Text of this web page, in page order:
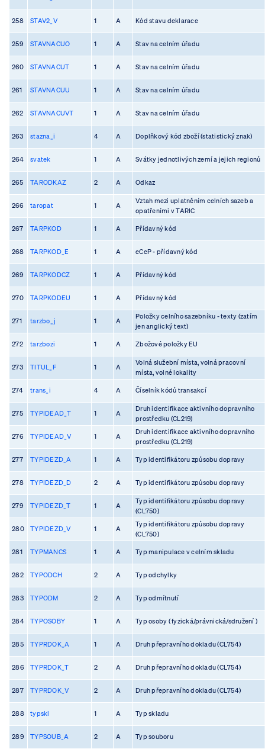
258 STAV2_V 1 A Kód stavu deklarace
259 STAVNACUO 1 A Stav na celním úřadu
260 STAVNACUT 1 A Stav na celním úřadu
261 STAVNACUU 1 A Stav na celním úřadu
262 STAVNACUVT 1 A Stav na celním úřadu
263 stazna_i 4 A Doplňkový kód zboží (statistický znak)
264 svatek 1 A Svátky jednotlivých zemí a jejich regionů
265 TARODKAZ 2 A Odkaz
266 taropat 1 A
Vztah mezi uplatněním celních sazeb a
opatřeními v TARIC
267 TARPKOD 1 A Přídavný kód
268 TARPKOD_E 1 A eCeP - přídavný kód
269 TARPKODCZ 1 A Přídavný kód
270 TARPKODEU 1 A Přídavný kód
271 tarzbo_j 1 A
Položky celního sazebníku - texty (zatím
jen anglický text)
272 tarzbozi 1 A Zbožové položky EU
273 TITUL_F 1 A
Volná služební místa, volná pracovní
místa, volné lokality
274 trans_i 4 A Číselník kódů transakcí
275 TYPIDEAD_T 1 A
Druh identifikace aktivního dopravního
prostředku (CL219)
276 TYPIDEAD_V 1 A
Druh identifikace aktivního dopravního
prostředku (CL219)
277 TYPIDEZD_A 1 A Typ identifikátoru způsobu dopravy
278 TYPIDEZD_D 2 A Typ identifikátoru způsobu dopravy
279 TYPIDEZD_T 1 A
Typ identifikátoru způsobu dopravy
(CL750)
280 TYPIDEZD_V 1 A
Typ identifikátoru způsobu dopravy
(CL750)
281 TYPMANCS 1 A Typ manipulace v celním skladu
282 TYPODCH 2 A Typ odchylky
283 TYPODM 2 A Typ odmítnutí
284 TYPOSOBY 1 A Typ osoby ( fyzická/právnická/sdružení )
285 TYPRDOK_A 1 A Druh přepravního dokladu (CL754)
286 TYPRDOK_T 2 A Druh přepravního dokladu (CL754)
287 TYPRDOK_V 2 A Druh přepravního dokladu (CL754)
288 typskl 1 A Typ skladu
289 TYPSOUB_A 2 A Typ souboru